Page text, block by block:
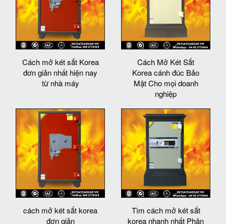
Cách mở két sắt Korea
đơn giản nhất hiện nay
từ nhà máy
Cách Mở Két Sắt
Korea cánh đúc Bảo
Mật Cho mọi doanh
nghiệp
cách mở két sắt korea
đơn giản
Tìm cách mở két sắt
korea nhanh nhất Phân